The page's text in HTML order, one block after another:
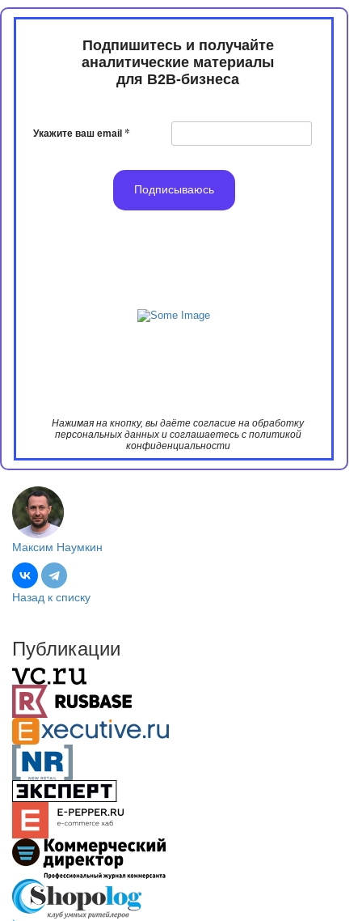
Подпишитесь и получайте
аналитические материалы
​​​​​​​для B2B-бизнеса
Укажите ваш email *
Подписываюсь
Нажимая на кнопку, вы даёте согласие на обработку
персональных данных и соглашаетесь с политикой
конфиденциальности
Максим Наумкин
Назад к списку
Публикации